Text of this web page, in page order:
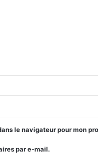
le navigateur pour mon
par e-mail.